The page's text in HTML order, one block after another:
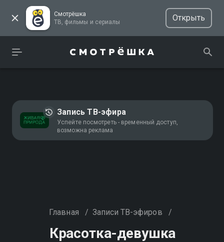
Смотрёшка
ТВ, фильмы и сериалы
Открыть
Запись ТВ-эфира
Успейте посмотреть - временный доступ,
возможна реклама
Главная / Записи ТВ-эфиров /
Красотка-девушка